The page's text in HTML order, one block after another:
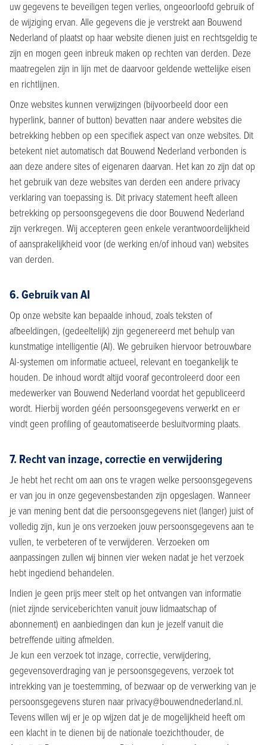
uw gegevens te beveiligen tegen verlies, ongeoorloofd gebruik of
de wijziging ervan. Alle gegevens die je verstrekt aan Bouwend
Nederland of plaatst op haar website dienen juist en rechtsgeldig te
zijn en mogen geen inbreuk maken op rechten van derden. Deze
maatregelen zijn in lijn met de daarvoor geldende wettelijke eisen
en richtlijnen.
Onze websites kunnen verwijzingen (bijvoorbeeld door een
hyperlink, banner of button) bevatten naar andere websites die
betrekking hebben op een specifiek aspect van onze websites. Dit
betekent niet automatisch dat Bouwend Nederland verbonden is
aan deze andere sites of eigenaren daarvan. Het kan zo zijn dat op
het gebruik van deze websites van derden een andere privacy
verklaring van toepassing is. Dit privacy statement heeft alleen
betrekking op persoonsgegevens die door Bouwend Nederland
zijn verkregen. Wij accepteren geen enkele verantwoordelijkheid
of aansprakelijkheid voor (de werking en/of inhoud van) websites
van derden.
6. Gebruik van AI
Op onze website kan bepaalde inhoud, zoals teksten of
afbeeldingen, (gedeeltelijk) zijn gegenereerd met behulp van
kunstmatige intelligentie (AI). We gebruiken hiervoor betrouwbare
AI-systemen om informatie actueel, relevant en toegankelijk te
houden. De inhoud wordt altijd vooraf gecontroleerd door een
medewerker van Bouwend Nederland voordat het gepubliceerd
wordt. Hierbij worden géén persoonsgegevens verwerkt en er
vindt geen profiling of geautomatiseerde besluitvorming plaats.
7. Recht van inzage, correctie en verwijdering
Je hebt het recht om aan ons te vragen welke persoonsgegevens
er van jou in onze gegevensbestanden zijn opgeslagen. Wanneer
je van mening bent dat die persoonsgegevens niet (langer) juist of
volledig zijn, kun je ons verzoeken jouw persoonsgegevens aan te
vullen, te verbeteren of te verwijderen. Verzoeken om
aanpassingen zullen wij binnen vier weken nadat je het verzoek
hebt ingediend behandelen.
Indien je geen prijs meer stelt op het ontvangen van informatie
(niet zijnde serviceberichten vanuit jouw lidmaatschap of
abonnement) en aanbiedingen dan kun je jezelf vanuit die
betreffende uiting afmelden.
Je kun een verzoek tot inzage, correctie, verwijdering,
gegevensoverdraging van je persoonsgegevens, verzoek tot
intrekking van je toestemming, of bezwaar op de verwerking van je
persoonsgegevens sturen naar privacy@bouwendnederland.nl.
Tevens willen wij er je op wijzen dat je de mogelijkheid heeft om
een klacht in te dienen bij de nationale toezichthouder, de